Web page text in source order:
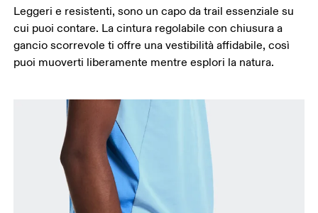
Leggeri e resistenti, sono un capo da trail essenziale su
cui puoi contare. La cintura regolabile con chiusura a
gancio scorrevole ti offre una vestibilità affidabile, così
puoi muoverti liberamente mentre esplori la natura.